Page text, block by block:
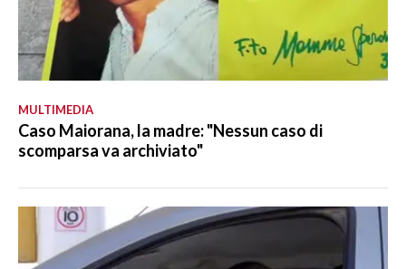
MULTIMEDIA
Caso Maiorana, la madre: "Nessun caso di
scomparsa va archiviato"